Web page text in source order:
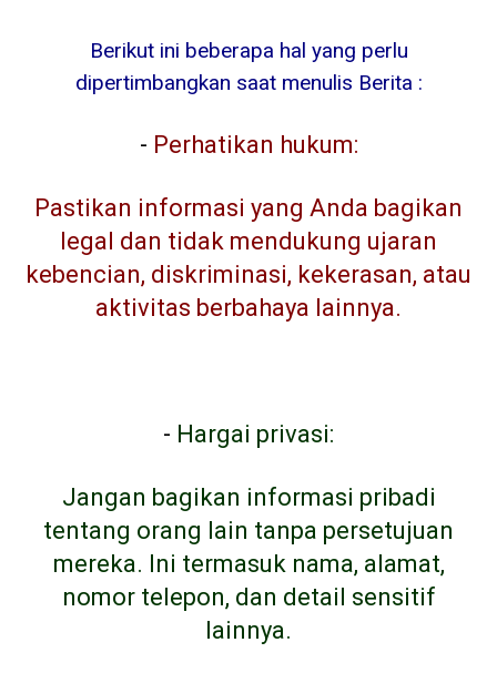
Berikut ini beberapa hal yang perlu
dipertimbangkan saat menulis Berita :
- Perhatikan hukum:
Pastikan informasi yang Anda bagikan
legal dan tidak mendukung ujaran
kebencian, diskriminasi, kekerasan, atau
aktivitas berbahaya lainnya.
- Hargai privasi:
Jangan bagikan informasi pribadi
tentang orang lain tanpa persetujuan
mereka. Ini termasuk nama, alamat,
nomor telepon, dan detail sensitif
lainnya.